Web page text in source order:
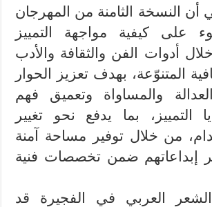
النسخة الثامنة من المهرجان
على كيفية مواجهة التمييز
أدوات الفن والثقافة والأدب
المتنوّعة، بهدف تعزيز الحوار
والمساواة وتعميق فهم
التمييز، بما يدفع نحو تغيير
من خلال توفير مساحة آمنة
إبداعاتهم ضمن تخصصات فنية
العربي في الفجيرة قد